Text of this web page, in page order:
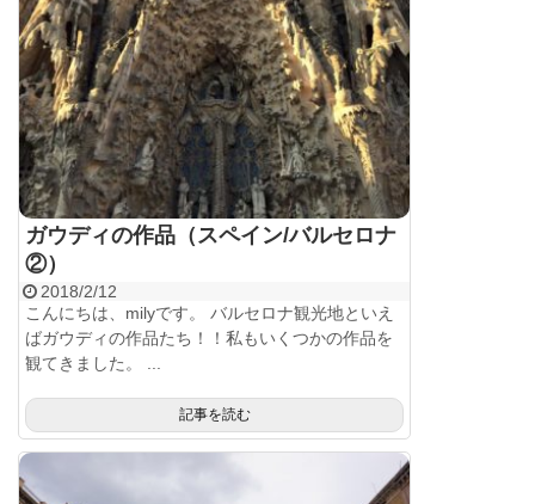
ガウディの作品（スペイン/バルセロナ
②）
2018/2/12
こんにちは、milyです。 バルセロナ観光地といえ
ばガウディの作品たち！！私もいくつかの作品を
観てきました。 ...
記事を読む